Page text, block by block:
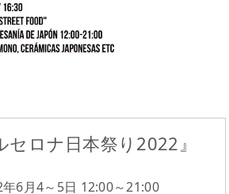
セロナ日本祭り2022』
6月4～5日 12:00～21:00